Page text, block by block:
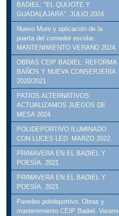
BADIEL: "EL QUIJOTE Y
GUADALAJARA". JULIO 2024
Nuevo Muro y aplicación de la
puerta del comedor escolar.
MANTENIMIENTO VERANO 2024.
OBRAS CEIP BADIEL: REFORMA
BAÑOS Y NUEVA CONSERJERÍA
2020/2021
PATIOS ALTERNATIVOS:
ACTUALIZAMOS JUEGOS DE
MESA 2024
POLIDEPORTIVO ILUMINADO
CON LUCES LED. MARZO 2022
PRIMAVERA EN EL BADIEL Y
POESÍA. 2021
PRIMAVERA EN EL BADIEL Y
POESÍA. 2021
Paredes polideportivo. Obras y
mantenimiento CEIP Badiel. Verano